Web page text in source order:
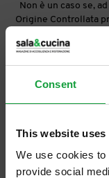
Consent
This website uses
We use cookies
provide social
Non è un caso se,
Origine Controllata
ecologia e